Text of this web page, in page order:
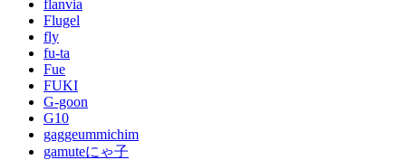
flanvia
Flugel
fly
fu-ta
Fue
FUKI
G-goon
G10
gaggeummichim
gamuteにゃ子